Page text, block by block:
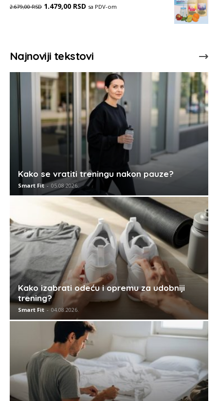
2.679,00RSD Оригинална
2.679,00 RSD.
1.479,00 RSD Тренутна
sa PDV-om
Najnoviji tekstovi
Kako se vratiti treningu nakon pauze?
Smart Fit - 05.08.2026.
Kako izabrati odeću i opremu za udobniji
trening?
Smart Fit - 04.08.2026.